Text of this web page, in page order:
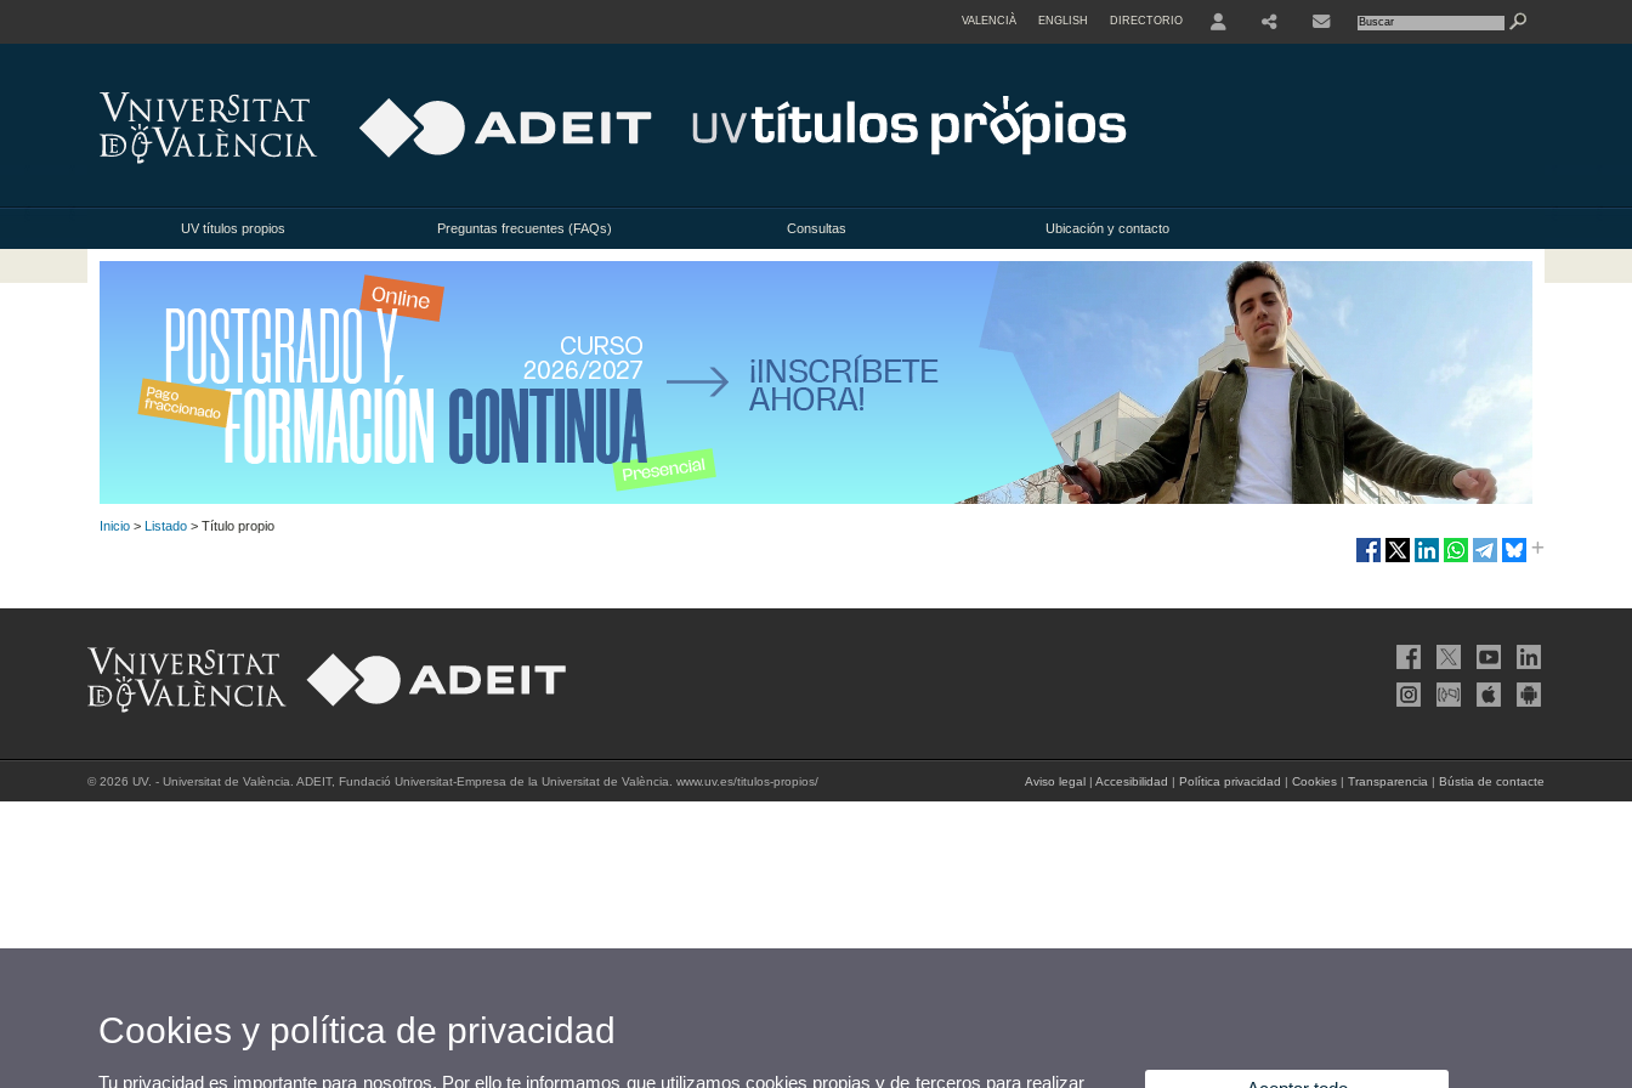
VALENCIÀ ENGLISH DIRECTORIO
UV títulos propios Preguntas frecuentes (FAQs) Consultas Ubicación y contacto
Inicio > Listado > Título propio
© 2026 UV. - Universitat de València. ADEIT, Fundació Universitat-Empresa de la Universitat de València. www.uv.es/titulos-propios/ Aviso legal | Accesibilidad | Política privacidad | Cookies | Transparencia | Bústia de contacte
Cookies y política de privacidad
Tu privacidad es importante para nosotros. Por ello te informamos que utilizamos cookies propias y de terceros para realizar